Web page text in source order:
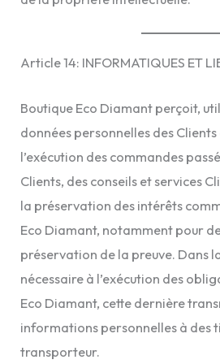
Article 14: INFORMATIQUES ET
Boutique Eco Diamant perçoit,
données personnelles des
l’exécution des commandes
Clients, des conseils et services
la préservation des intérêts
Eco Diamant, notamment pour
préservation de la preuve. Dans
nécessaire à l’exécution des
Eco Diamant, cette dernière
informations personnelles à des
transporteur.